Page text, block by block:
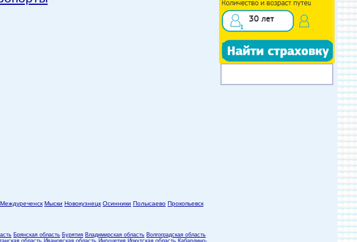
Междуреченск Мыски Новокузнецк Осинники Полысаево Прокопьевск
Брянская область Бурятия Владимирская область Волгоградская область
область Ивановская область Ингушетия Иркутская область Кабардино-